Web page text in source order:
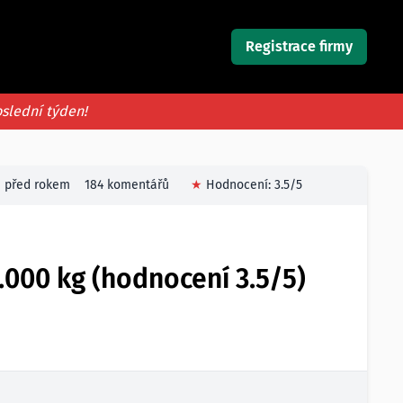
Registrace firmy
týden!
před rokem 184 komentářů ★ Hodnocení: 3.5/5
kg (hodnocení 3.5/5)